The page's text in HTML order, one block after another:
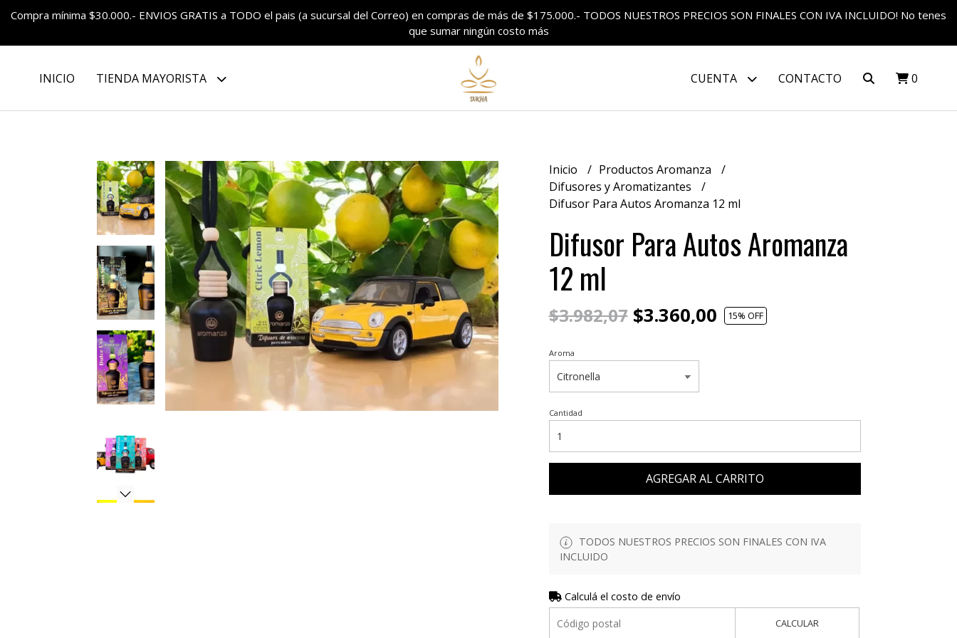
Compra mínima $30.000.- ENVIOS GRATIS a TODO el pais (a sucursal del Correo) en compras de más de $175.000.- TODOS NUESTROS PRECIOS SON FINALES CON IVA INCLUIDO! No tenes
que sumar ningún costo más
INICIO TIENDA MAYORISTA CUENTA CONTACTO 0
Inicio
Productos Aromanza
Difusores y Aromatizantes
Difusor Para Autos Aromanza 12 ml
Difusor Para Autos Aromanza
12 ml
$3.982,07$3.360,00 15% OFF
Aroma
Cantidad
AGREGAR AL CARRITO
TODOS NUESTROS PRECIOS SON FINALES CON IVA
INCLUIDO
Calculá el costo de envío
CALCULAR